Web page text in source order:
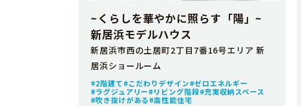
~くらしを華やかに照らす「陽」~
新居浜モデルハウス
新居浜市西の土居町2丁目7番16号エリア 新
居浜ショールーム
2階建て こだわりデザイン ゼロエネルギー
ラグジュアリー
リビング階段 充実収納スペース
吹き抜けがある
高性能住宅